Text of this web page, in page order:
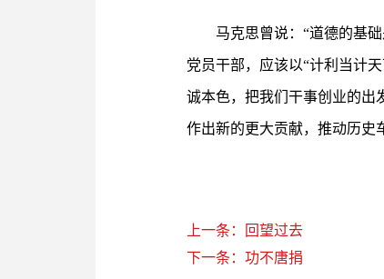
马克思曾说：“道德的基
党员干部，应该以“计利当计
诚本色，把我们干事创业的出
作出新的更大贡献，推动历史
上一条：回望过去
下一条：功不唐捐